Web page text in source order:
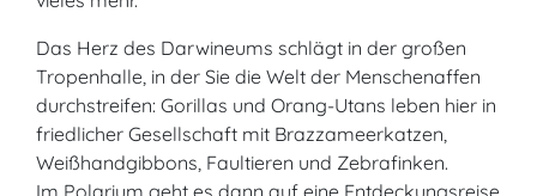
Das Herz des Darwineums schlägt in der großen
Tropenhalle, in der Sie die Welt der Menschenaffen
durchstreifen: Gorillas und Orang-Utans leben hier in
friedlicher Gesellschaft mit Brazzameerkatzen,
Weißhandgibbons, Faultieren und Zebrafinken.
Im Polarium geht es dann auf eine Entdeckungsreise